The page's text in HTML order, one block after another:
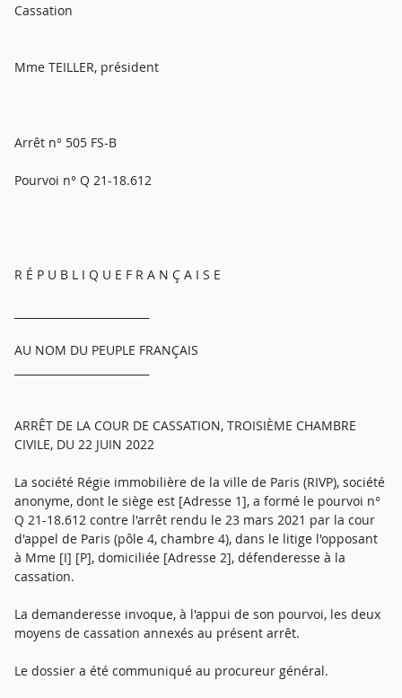
Cassation
Mme TEILLER, président
Arrêt n° 505 FS-B
Pourvoi n° Q 21-18.612
R É P U B L I Q U E F R A N Ç A I S E
AU NOM DU PEUPLE FRANÇAIS
ARRÊT DE LA COUR DE CASSATION, TROISIÈME CHAMBRE
CIVILE, DU 22 JUIN 2022
La société Régie immobilière de la ville de Paris (RIVP), société
anonyme, dont le siège est [Adresse 1], a formé le pourvoi n°
Q 21-18.612 contre l'arrêt rendu le 23 mars 2021 par la cour
d'appel de Paris (pôle 4, chambre 4), dans le litige l'opposant
à Mme [I] [P], domiciliée [Adresse 2], défenderesse à la
cassation.
La demanderesse invoque, à l'appui de son pourvoi, les deux
moyens de cassation annexés au présent arrêt.
Le dossier a été communiqué au procureur général.